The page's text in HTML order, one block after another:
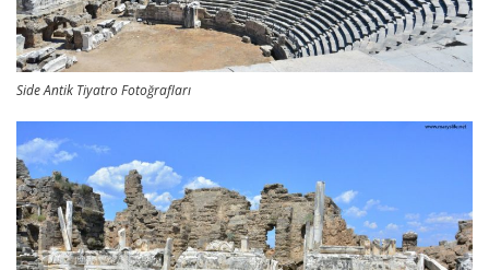
Side Antik Tiyatro Fotoğrafları